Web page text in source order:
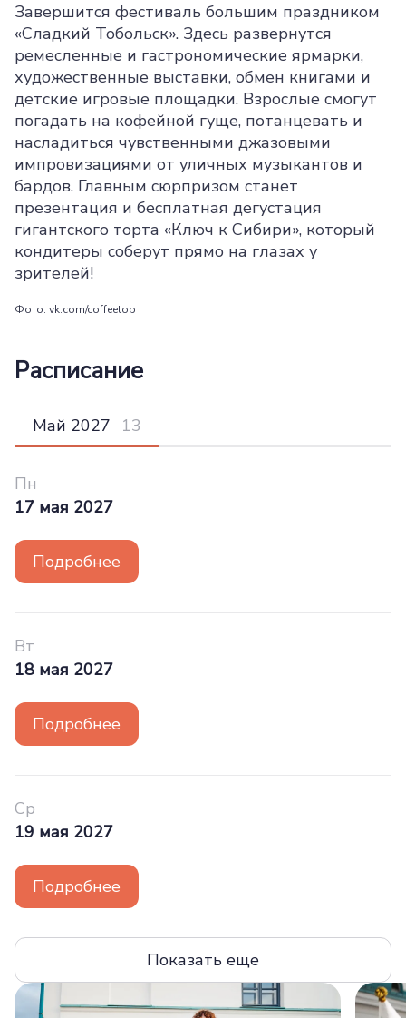
Завершится фестиваль большим праздником
«Сладкий Тобольск». Здесь развернутся
ремесленные и гастрономические ярмарки,
художественные выставки, обмен книгами и
детские игровые площадки. Взрослые смогут
погадать на кофейной гуще, потанцевать и
насладиться чувственными джазовыми
импровизациями от уличных музыкантов и
бардов. Главным сюрпризом станет
презентация и бесплатная дегустация
гигантского торта «Ключ к Сибири», который
кондитеры соберут прямо на глазах у
зрителей!
Фото: vk.com/coffeetob
Расписание
Май 2027
Пн
17 мая 2027
Подробнее
Вт
18 мая 2027
Подробнее
Ср
19 мая 2027
Подробнее
Показать еще